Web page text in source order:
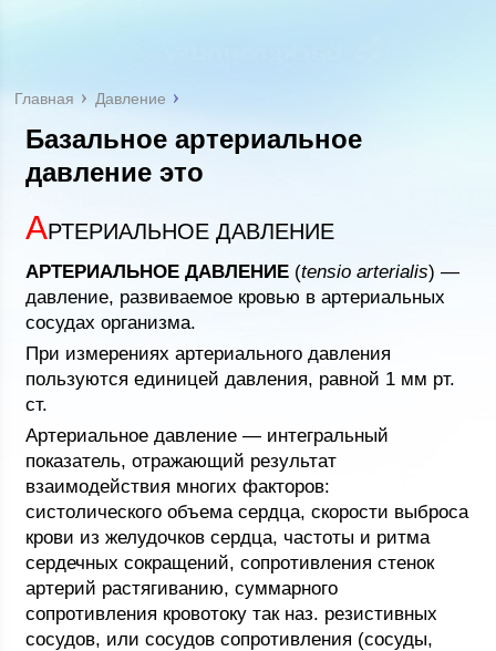
Главная Давление
Базальное артериальное
давление это
АРТЕРИАЛЬНОЕ ДАВЛЕНИЕ
АРТЕРИАЛЬНОЕ ДАВЛЕНИЕ (tensio arterialis) —
давление, развиваемое кровью в артериальных
сосудах организма.
При измерениях артериального давления
пользуются единицей давления, равной 1 мм рт.
ст.
Артериальное давление — интегральный
показатель, отражающий результат
взаимодействия многих факторов:
систолического объема сердца, скорости выброса
крови из желудочков сердца, частоты и ритма
сердечных сокращений, сопротивления стенок
артерий растягиванию, суммарного
сопротивления кровотоку так наз. резистивных
сосудов, или сосудов сопротивления (сосуды,